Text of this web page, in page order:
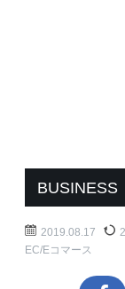
BUSINESS
2019.08.17
EC/Eコマース